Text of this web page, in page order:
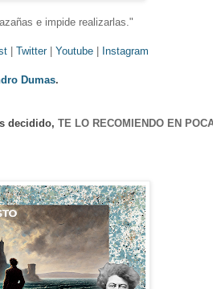
e impide realizarlas. "
| Twitter| Youtube| Instagram
Dumas.
decidido, TE LO RECOMIENDO EN